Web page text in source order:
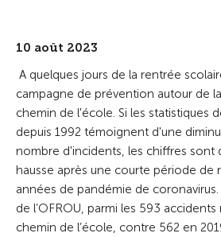
10 août 2023
A quelques jours de la rentrée
campagne de prévention autour de
chemin de l'école. Si les statistiques
depuis 1992 témoignent d'une
nombre d'incidents, les chiffres sont
hausse après une courte période de
années de pandémie de
de l’OFROU, parmi les 593
chemin de l’école, contre 562 en